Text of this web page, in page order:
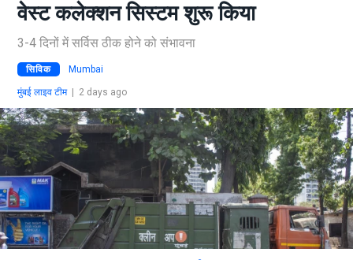
वेस्ट कलेक्शन सिस्टम शुरू किया
3-4 दिनों में सर्विस ठीक होने को संभावना
सिविक Mumbai
मुंबई लाइव टीम| 2 days ago